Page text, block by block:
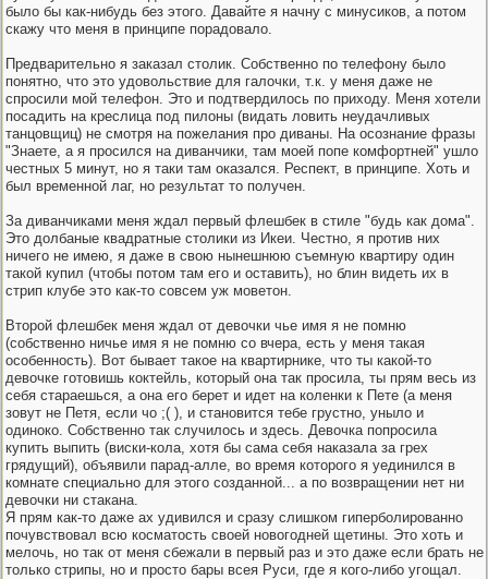
было бы как-нибудь без этого. Давайте я начну с минусиков, а потом
скажу что меня в принципе порадовало.
Предварительно я заказал столик. Собственно по телефону было
понятно, что это удовольствие для галочки, т.к. у меня даже не
спросили мой телефон. Это и подтвердилось по приходу. Меня хотели
посадить на креслица под пилоны (видать ловить неудачливых
танцовщиц) не смотря на пожелания про диваны. На осознание фразы
"Знаете, а я просился на диванчики, там моей попе комфортней" ушло
честных 5 минут, но я таки там оказался. Респект, в принципе. Хоть и
был временной лаг, но результат то получен.
За диванчиками меня ждал первый флешбек в стиле "будь как дома".
Это долбаные квадратные столики из Икеи. Честно, я против них
ничего не имею, я даже в свою нынешнюю съемную квартиру один
такой купил (чтобы потом там его и оставить), но блин видеть их в
стрип клубе это как-то совсем уж моветон.
Второй флешбек меня ждал от девочки чье имя я не помню
(собственно ничье имя я не помню со вчера, есть у меня такая
особенность). Вот бывает такое на квартирнике, что ты какой-то
девочке готовишь коктейль, который она так просила, ты прям весь из
себя стараешься, а она его берет и идет на коленки к Пете (а меня
зовут не Петя, если чо ;( ), и становится тебе грустно, уныло и
одиноко. Собственно так случилось и здесь. Девочка попросила
купить выпить (виски-кола, хотя бы сама себя наказала за грех
грядущий), объявили парад-алле, во время которого я уединился в
комнате специально для этого созданной... а по возвращении нет ни
девочки ни стакана.
Я прям как-то даже ах удивился и сразу слишком гиперболированно
почувствовал всю косматость своей новогодней щетины. Это хоть и
мелочь, но так от меня сбежали в первый раз и это даже если брать не
только стрипы, но и просто бары всея Руси, где я кого-либо угощал.